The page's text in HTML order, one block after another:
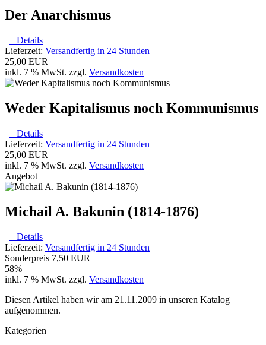
Der Anarchismus
Details
Lieferzeit: Versandfertig in 24 Stunden
25,00 EUR
inkl. 7 % MwSt. zzgl. Versandkosten
Weder Kapitalismus noch Kommunismus
Details
Lieferzeit: Versandfertig in 24 Stunden
25,00 EUR
inkl. 7 % MwSt. zzgl. Versandkosten
Angebot
Michail A. Bakunin (1814-1876)
Details
Lieferzeit: Versandfertig in 24 Stunden
Sonderpreis 7,50 EUR
58%
inkl. 7 % MwSt. zzgl. Versandkosten
Diesen Artikel haben wir am 21.11.2009 in unseren Katalog
aufgenommen.
Kategorien